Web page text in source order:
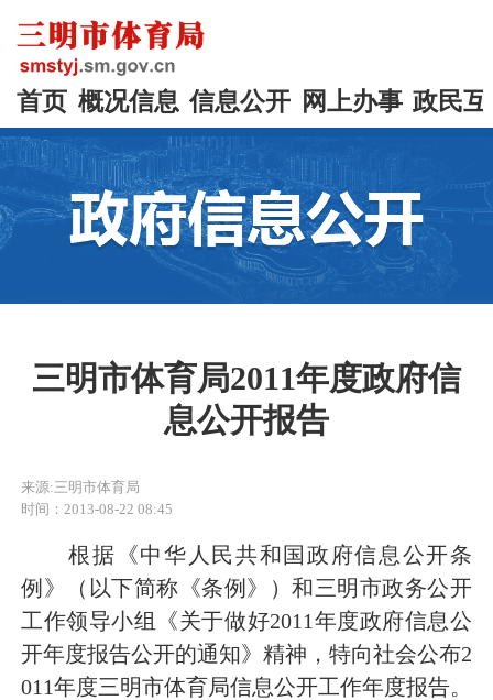
首页 概况信息 信息公开 网上办事 政民
三明市体育局2011年度政府信
息公开报告
来源:三明市体育局
时间：2013-08-22 08:45
根据《中华人民共和国政府信息公开条
例》（以下简称《条例》）和三明市政务公开
工作领导小组《关于做好2011年度政府信息公
开年度报告公开的通知》精神，特向社会公布2
011年度三明市体育局信息公开工作年度报告。